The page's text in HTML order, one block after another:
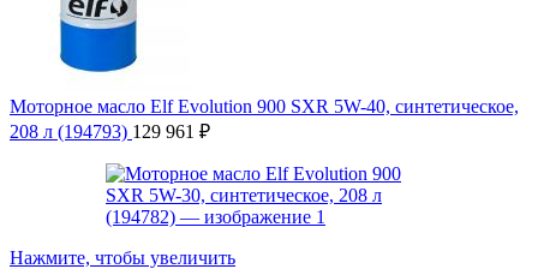
Моторное масло Elf Evolution 900 SXR 5W-40, синтетическое,
208 л (194793) 129 961 ₽
Нажмите, чтобы увеличить